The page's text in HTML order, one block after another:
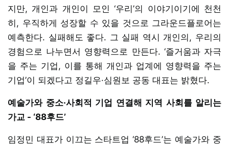
지만, 개인과 개인이 모인 ‘우리’의 이야기이기에 천천
히, 우직하게 성장할 수 있을 것으로 그라운드플로어는
예측한다. 실패해도 좋다. 그 실패 역시 개인의, 우리의
경험으로 나누면서 영향력으로 만든다. ‘즐거움과 자극
을 주는 기업, 이를 통해 개인과 업계에 영향력을 주는
기업’이 되겠다고 정길우·심원보 공동 대표는 밝혔다.
예술가와 중소·사회적 기업 연결해 지역 사회를 알리는
가교 - ‘88후드’
임정민 대표가 이끄는 스타트업 ‘88후드’는 예술가와 중